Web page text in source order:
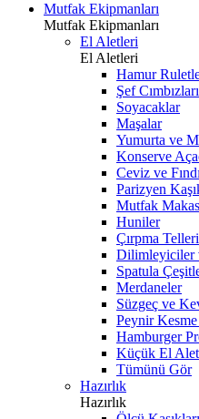
Mutfak Ekipmanları
Mutfak Ekipmanları
El Aletleri
El Aletleri
Hamur
Şef Cımbızları
Soyacaklar
Maşalar
Yumurta ve
Konserve
Ceviz ve
Parizyen
Mutfak
Huniler
Çırpma Telleri
Dilimleyiciler
Spatula
Merdaneler
Süzgeç ve
Peynir
Hamburger
Küçük El
Tümünü Gör
Hazırlık
Hazırlık